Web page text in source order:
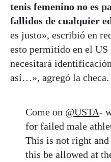
tenis femenino no es
fallidos de cualquier
es justo», escribió en
esto permitido en el US
necesitará
así…», agregó la checa.
Come on @USTA-
for failed male
This is not right
this be allowed at